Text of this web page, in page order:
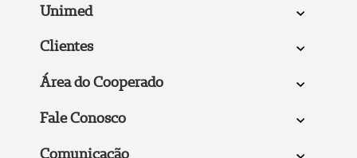
Unimed
Clientes
Área do Cooperado
Fale Conosco
Comunicação